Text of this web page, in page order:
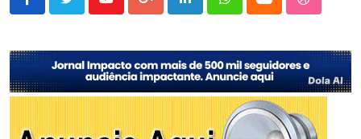
YoutubeGoogle+LinkedInWhatsappCloud